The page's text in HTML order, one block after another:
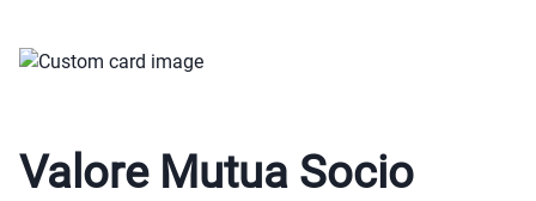
Valore Mutua Socio